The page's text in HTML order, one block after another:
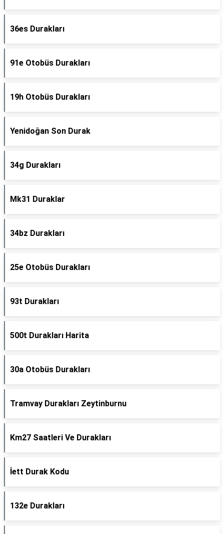
36es Durakları
91e Otobüs Durakları
19h Otobüs Durakları
Yenidoğan Son Durak
34g Durakları
Mk31 Duraklar
34bz Durakları
25e Otobüs Durakları
93t Durakları
500t Durakları Harita
30a Otobüs Durakları
Tramvay Durakları Zeytinburnu
Km27 Saatleri Ve Durakları
İett Durak Kodu
132e Durakları